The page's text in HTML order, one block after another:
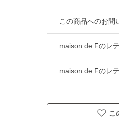
この商品へのお問
maison de Fのレ
maison de Fのレ
こ